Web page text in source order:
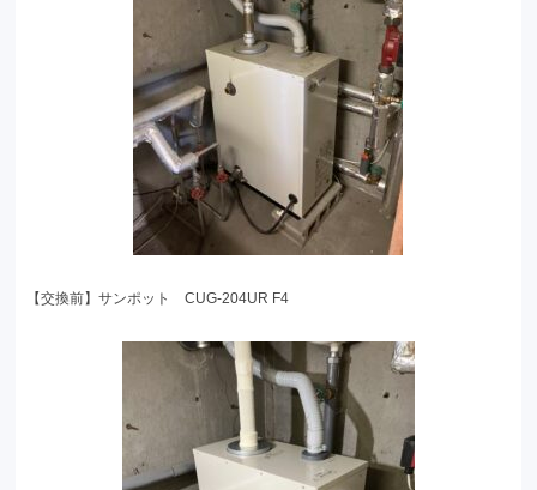
【交換前】サンポット CUG-204UR F4